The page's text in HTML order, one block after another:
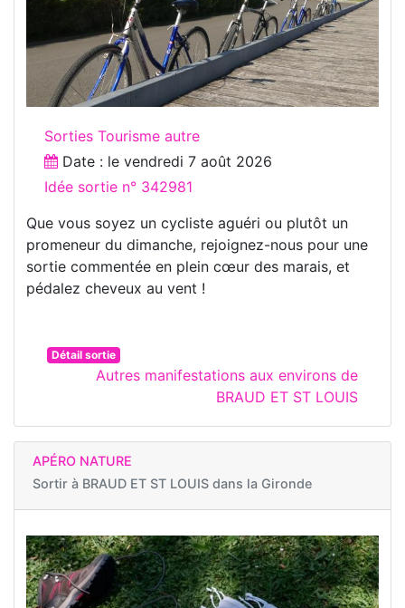
Sorties Tourisme autre
Date : le vendredi 7 août 2026
Idée sortie n° 342981
Que vous soyez un cycliste aguéri ou plutôt un
promeneur du dimanche, rejoignez-nous pour une
sortie commentée en plein cœur des marais, et
pédalez cheveux au vent !
Détail sortie
Autres manifestations aux environs de
BRAUD ET ST LOUIS
APÉRO NATURE
Sortir à BRAUD ET ST LOUIS dans la Gironde